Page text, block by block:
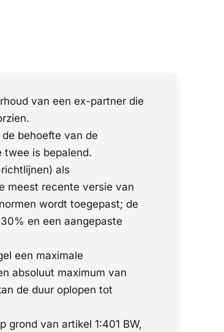
van een ex-partner die
behoefte van de
twee is bepalend.
als
meest recente versie van
wordt toegepast; de
en een aangepaste
een maximale
absoluut maximum van
de duur oplopen tot
grond van artikel 1:401 BW,